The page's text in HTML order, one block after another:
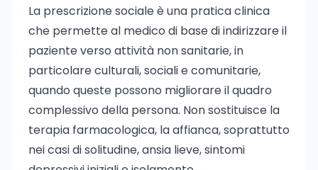
La prescrizione sociale è una pratica clinica
che permette al medico di base di indirizzare il
paziente verso attività non sanitarie, in
particolare culturali, sociali e comunitarie,
quando queste possono migliorare il quadro
complessivo della persona. Non sostituisce la
terapia farmacologica, la affianca, soprattutto
nei casi di solitudine, ansia lieve, sintomi